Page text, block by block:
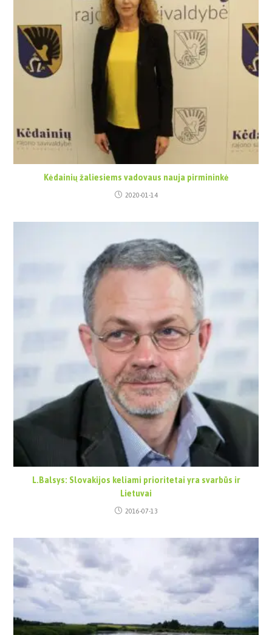
Kėdainių žaliesiems vadovaus nauja pirmininkė
2020-01-14
L.Balsys: Slovakijos keliami prioritetai yra svarbūs ir
Lietuvai
2016-07-13